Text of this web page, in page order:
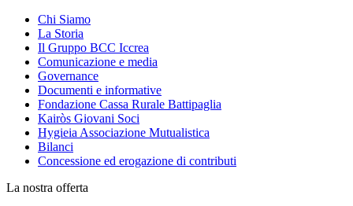
Chi Siamo
La Storia
Il Gruppo BCC Iccrea
Comunicazione e media
Governance
Documenti e informative
Fondazione Cassa Rurale Battipaglia
Kairòs Giovani Soci
Hygieia Associazione Mutualistica
Bilanci
Concessione ed erogazione di contributi
La nostra offerta